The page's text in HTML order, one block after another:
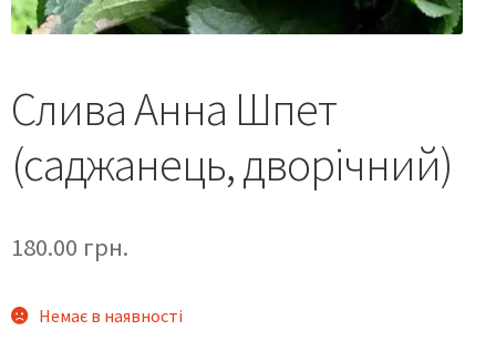
Слива Анна Шпет
(саджанець, дворічний)
180.00 грн.
Немає в наявності